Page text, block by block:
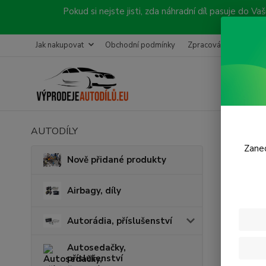
Pokud si nejste jisti, zda náhradní díl pasuje do
Jak nakupovat Obchodní podmínky Zpracování objednávky
AUTODÍLY
Nově přidané produkty
Airbagy, díly
Autorádia, příslušenství
Autosedačky,
příslušenství